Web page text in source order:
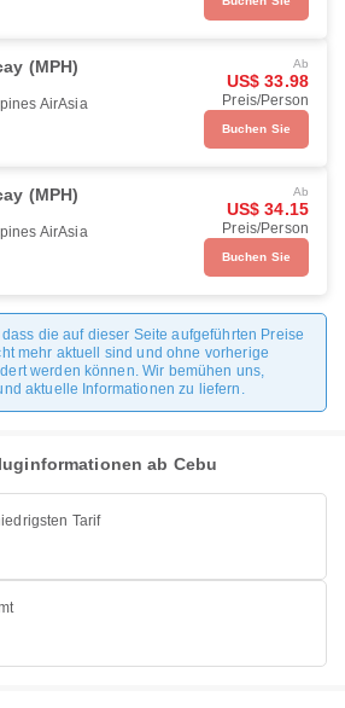
(MPH)
AirAsia
Ab
US$ 33.98
Preis/Person
Buchen Sie
(MPH)
AirAsia
Ab
US$ 34.15
Preis/Person
Buchen Sie
die auf dieser Seite aufgeführten Preise
mehr aktuell sind und ohne vorherige
werden können. Wir bemühen uns,
aktuelle Informationen zu liefern.
ab Cebu
Tarif